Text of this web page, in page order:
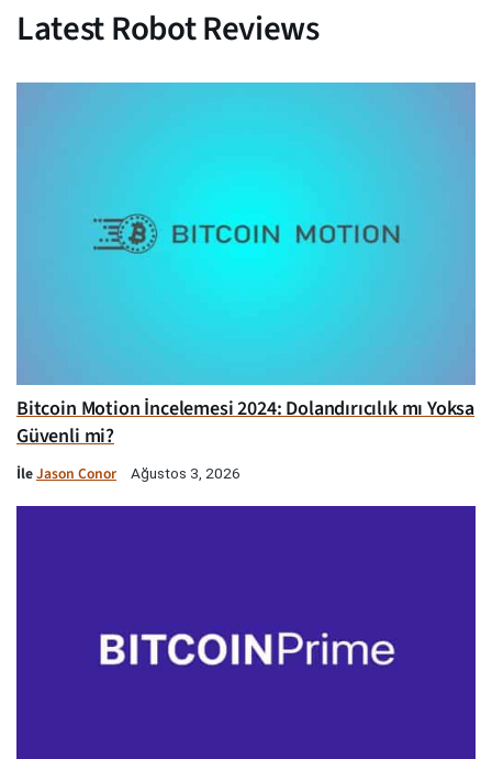
Latest Robot Reviews
Bitcoin Motion İncelemesi 2024: Dolandırıcılık mı Yoksa
Güvenli mi?
İleJason Conor Ağustos 3, 2026